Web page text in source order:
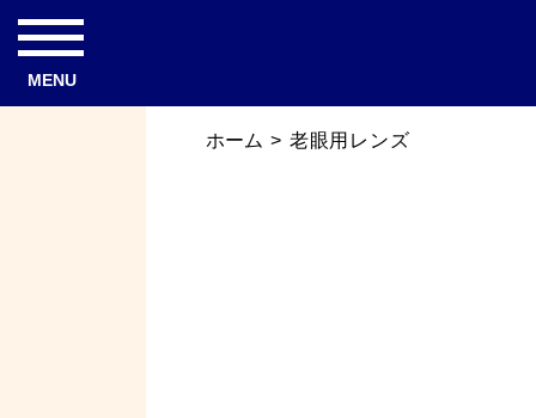
MENU
ホーム > 老眼用レンズ